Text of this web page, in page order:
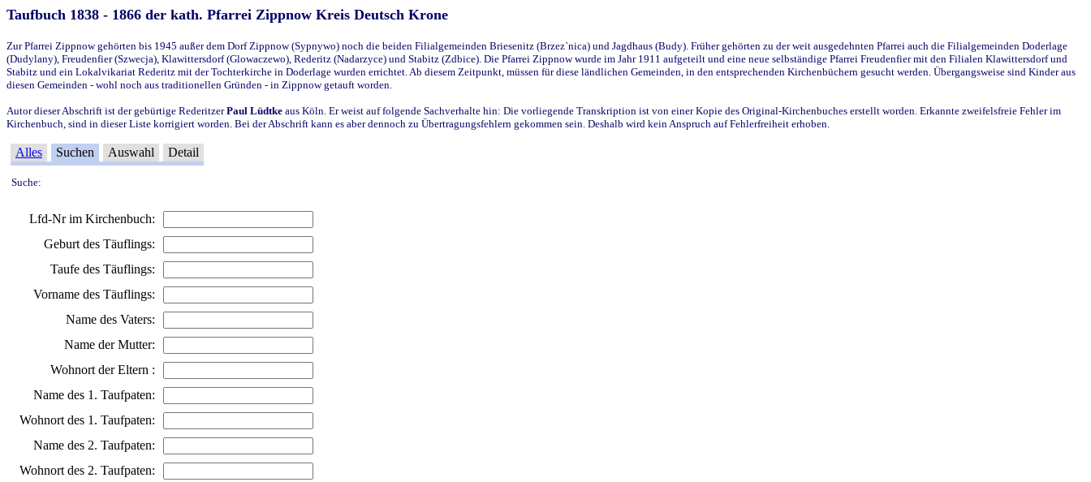
Taufbuch 1838 - 1866 der kath. Pfarrei Zippnow Kreis Deutsch Krone
Zur Pfarrei Zippnow gehörten bis 1945 außer dem Dorf Zippnow (Sypnywo) noch die beiden Filialgemeinden Briesenitz (Brzez`nica) und Jagdhaus (Budy). Früher gehörten zu der weit ausgedehnten Pfarrei auch die Filialgemeinden Doderlage
(Dudylany), Freudenfier (Szwecja), Klawittersdorf (Glowaczewo), Rederitz (Nadarzyce) und Stabitz (Zdbice). Die Pfarrei Zippnow wurde im Jahr 1911 aufgeteilt und eine neue selbständige Pfarrei Freudenfier mit den Filialen Klawittersdorf und
Stabitz und ein Lokalvikariat Rederitz mit der Tochterkirche in Doderlage wurden errichtet. Ab diesem Zeitpunkt, müssen für diese ländlichen Gemeinden, in den entsprechenden Kirchenbüchern gesucht werden. Übergangsweise sind Kinder aus
diesen Gemeinden - wohl noch aus traditionellen Gründen - in Zippnow getauft worden.
Autor dieser Abschrift ist der gebürtige RederitzerPaul Lüdtke aus Köln. Er weist auf folgende Sachverhalte hin: Die vorliegende Transkription ist von einer Kopie des Original-Kirchenbuches erstellt worden. Erkannte zweifelsfreie Fehler im
Kirchenbuch, sind in dieser Liste korrigiert worden. Bei der Abschrift kann es aber dennoch zu Übertragungsfehlern gekommen sein. Deshalb wird kein Anspruch auf Fehlerfreiheit erhoben.
Alles Suchen Auswahl Detail
Suche:
Lfd-Nr im Kirchenbuch:
Geburt des Täuflings:
Taufe des Täuflings:
Vorname des Täuflings:
Name des Vaters:
Name der Mutter:
Wohnort der Eltern :
Name des 1. Taufpaten:
Wohnort des 1. Taufpaten:
Name des 2. Taufpaten:
Wohnort des 2. Taufpaten: